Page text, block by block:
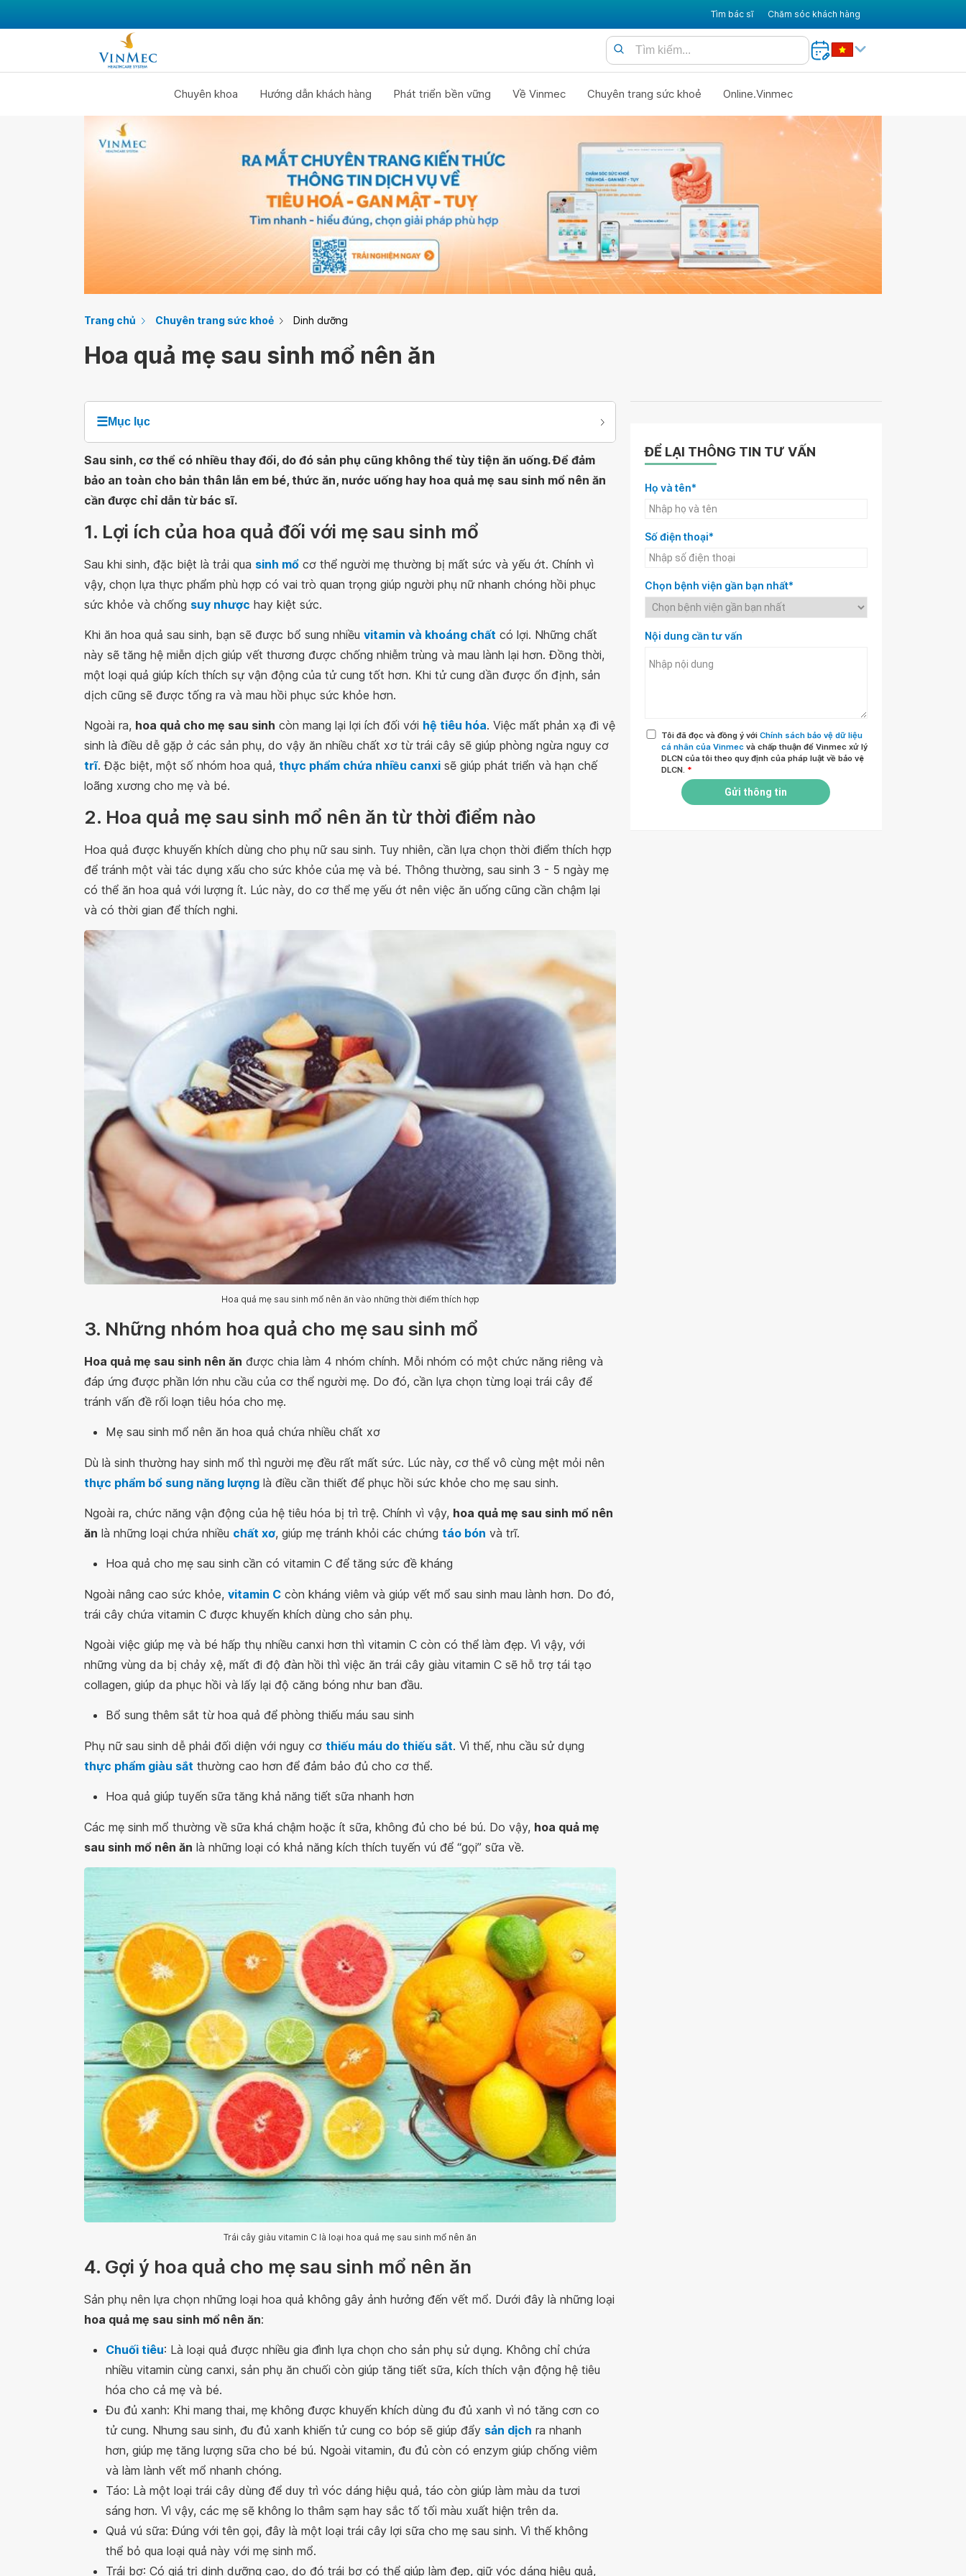
Tìm bác sĩ Chăm sóc khách hàng
Chuyên khoa Hướng dẫn khách hàng Phát triển bền vững Về Vinmec Chuyên trang sức khoẻ Online.Vinmec
Trang chủ Chuyên trang sức khoẻ Dinh dưỡng
Hoa quả mẹ sau sinh mổ nên ăn
☰Mục lục
Sau sinh, cơ thể có nhiều thay đổi, do đó sản phụ cũng không thể tùy tiện ăn uống. Để đảm
bảo an toàn cho bản thân lẫn em bé, thức ăn, nước uống hay hoa quả mẹ sau sinh mổ nên ăn
cần được chỉ dẫn từ bác sĩ.
1. Lợi ích của hoa quả đối với mẹ sau sinh mổ
Sau khi sinh, đặc biệt là trải qua sinh mổ cơ thể người mẹ thường bị mất sức và yếu ớt. Chính vì
vậy, chọn lựa thực phẩm phù hợp có vai trò quan trọng giúp người phụ nữ nhanh chóng hồi phục
sức khỏe và chống suy nhược hay kiệt sức.
Khi ăn hoa quả sau sinh, bạn sẽ được bổ sung nhiều vitamin và khoáng chất có lợi. Những chất
này sẽ tăng hệ miễn dịch giúp vết thương được chống nhiễm trùng và mau lành lại hơn. Đồng thời,
một loại quả giúp kích thích sự vận động của tử cung tốt hơn. Khi tử cung dần được ổn định, sản
dịch cũng sẽ được tống ra và mau hồi phục sức khỏe hơn.
Ngoài ra, hoa quả cho mẹ sau sinh còn mang lại lợi ích đối với hệ tiêu hóa. Việc mất phản xạ đi vệ
sinh là điều dễ gặp ở các sản phụ, do vậy ăn nhiều chất xơ từ trái cây sẽ giúp phòng ngừa nguy cơ
trĩ. Đặc biệt, một số nhóm hoa quả, thực phẩm chứa nhiều canxi sẽ giúp phát triển và hạn chế
loãng xương cho mẹ và bé.
2. Hoa quả mẹ sau sinh mổ nên ăn từ thời điểm nào
Hoa quả được khuyến khích dùng cho phụ nữ sau sinh. Tuy nhiên, cần lựa chọn thời điểm thích hợp
để tránh một vài tác dụng xấu cho sức khỏe của mẹ và bé. Thông thường, sau sinh 3 - 5 ngày mẹ
có thể ăn hoa quả với lượng ít. Lúc này, do cơ thể mẹ yếu ớt nên việc ăn uống cũng cần chậm lại
và có thời gian để thích nghi.
Hoa quả mẹ sau sinh mổ nên ăn vào những thời điểm thích hợp
3. Những nhóm hoa quả cho mẹ sau sinh mổ
Hoa quả mẹ sau sinh nên ăn được chia làm 4 nhóm chính. Mỗi nhóm có một chức năng riêng và
đáp ứng được phần lớn nhu cầu của cơ thể người mẹ. Do đó, cần lựa chọn từng loại trái cây để
tránh vấn đề rối loạn tiêu hóa cho mẹ.
Mẹ sau sinh mổ nên ăn hoa quả chứa nhiều chất xơ
Dù là sinh thường hay sinh mổ thì người mẹ đều rất mất sức. Lúc này, cơ thể vô cùng mệt mỏi nên
thực phẩm bổ sung năng lượng là điều cần thiết để phục hồi sức khỏe cho mẹ sau sinh.
Ngoài ra, chức năng vận động của hệ tiêu hóa bị trì trệ. Chính vì vậy, hoa quả mẹ sau sinh mổ nên
ăn là những loại chứa nhiều chất xơ, giúp mẹ tránh khỏi các chứng táo bón và trĩ.
Hoa quả cho mẹ sau sinh cần có vitamin C để tăng sức đề kháng
Ngoài nâng cao sức khỏe, vitamin C còn kháng viêm và giúp vết mổ sau sinh mau lành hơn. Do đó,
trái cây chứa vitamin C được khuyến khích dùng cho sản phụ.
Ngoài việc giúp mẹ và bé hấp thụ nhiều canxi hơn thì vitamin C còn có thể làm đẹp. Vì vậy, với
những vùng da bị chảy xệ, mất đi độ đàn hồi thì việc ăn trái cây giàu vitamin C sẽ hỗ trợ tái tạo
collagen, giúp da phục hồi và lấy lại độ căng bóng như ban đầu.
Bổ sung thêm sắt từ hoa quả để phòng thiếu máu sau sinh
Phụ nữ sau sinh dễ phải đối diện với nguy cơ thiếu máu do thiếu sắt. Vì thế, nhu cầu sử dụng
thực phẩm giàu sắt thường cao hơn để đảm bảo đủ cho cơ thể.
Hoa quả giúp tuyến sữa tăng khả năng tiết sữa nhanh hơn
Các mẹ sinh mổ thường về sữa khá chậm hoặc ít sữa, không đủ cho bé bú. Do vậy, hoa quả mẹ
sau sinh mổ nên ăn là những loại có khả năng kích thích tuyến vú để “gọi” sữa về.
Trái cây giàu vitamin C là loại hoa quả mẹ sau sinh mổ nên ăn
4. Gợi ý hoa quả cho mẹ sau sinh mổ nên ăn
Sản phụ nên lựa chọn những loại hoa quả không gây ảnh hưởng đến vết mổ. Dưới đây là những loại
hoa quả mẹ sau sinh mổ nên ăn:
Chuối tiêu: Là loại quả được nhiều gia đình lựa chọn cho sản phụ sử dụng. Không chỉ chứa
nhiều vitamin cùng canxi, sản phụ ăn chuối còn giúp tăng tiết sữa, kích thích vận động hệ tiêu
hóa cho cả mẹ và bé.
Đu đủ xanh: Khi mang thai, mẹ không được khuyến khích dùng đu đủ xanh vì nó tăng cơn co
tử cung. Nhưng sau sinh, đu đủ xanh khiến tử cung co bóp sẽ giúp đẩy sản dịch ra nhanh
hơn, giúp mẹ tăng lượng sữa cho bé bú. Ngoài vitamin, đu đủ còn có enzym giúp chống viêm
và làm lành vết mổ nhanh chóng.
Táo: Là một loại trái cây dùng để duy trì vóc dáng hiệu quả, táo còn giúp làm màu da tươi
sáng hơn. Vì vậy, các mẹ sẽ không lo thâm sạm hay sắc tố tối màu xuất hiện trên da.
Quả vú sữa: Đúng với tên gọi, đây là một loại trái cây lợi sữa cho mẹ sau sinh. Vì thế không
thể bỏ qua loại quả này với mẹ sinh mổ.
Trái bơ: Có giá trị dinh dưỡng cao, do đó trái bơ có thể giúp làm đẹp, giữ vóc dáng hiệu quả,
ĐỂ LẠI THÔNG TIN TƯ VẤN
Họ và tên*
Số điện thoại*
Chọn bệnh viện gần bạn nhất*
Nội dung cần tư vấn
Tôi đã đọc và đồng ý với Chính sách bảo vệ dữ liệu
cá nhân của Vinmec và chấp thuận để Vinmec xử lý
DLCN của tôi theo quy định của pháp luật về bảo vệ
DLCN. *
Gửi thông tin